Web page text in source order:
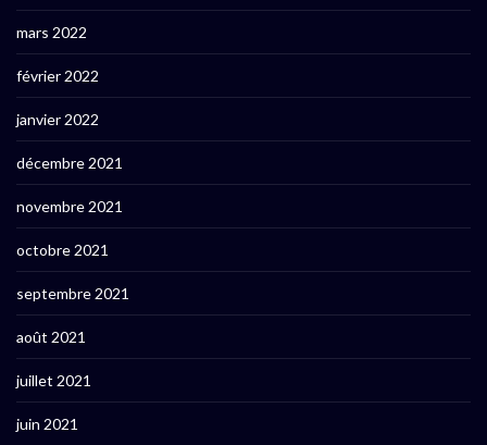
mars 2022
février 2022
janvier 2022
décembre 2021
novembre 2021
octobre 2021
septembre 2021
août 2021
juillet 2021
juin 2021